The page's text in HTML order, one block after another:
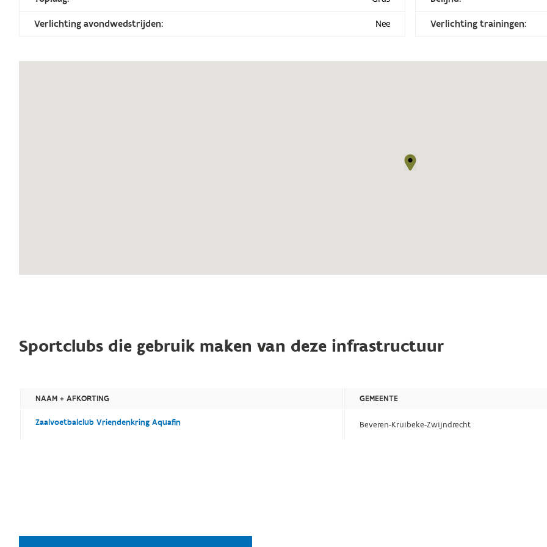
Verlichting avondwedstrijden: Nee Verlichting trainingen:
Sportclubs die gebruik maken van deze infrastructuur
NAAM + AFKORTING GEMEENTE
Zaalvoetbalclub Vriendenkring Aquafin Beveren-Kruibeke-Zwijndrecht